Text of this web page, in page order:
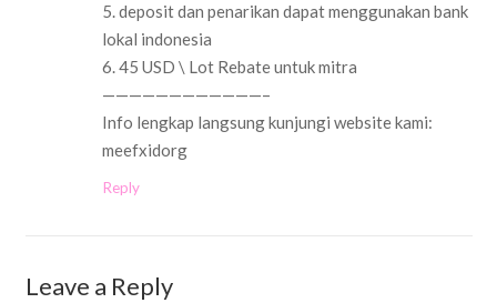
5. deposit dan penarikan dapat menggunakan bank
lokal indonesia
6. 45 USD \ Lot Rebate untuk mitra
————————————–
Info lengkap langsung kunjungi website kami:
meefxidorg
Reply
Leave a Reply